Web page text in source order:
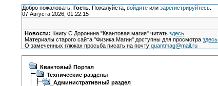
Добро пожаловать, Гость. Пожалуйста, войдитеили зарегистрируйтесь.
07 Августа 2026, 01:22:15
Новости: Книгу С.Доронина "Квантовая магия" читатьздесь
Материалы старого сайта "Физика Магии" доступны для просмотраздесь
О замеченных глюках просьба писать на почтуquantmag@mail.ru
Квантовый Портал
Технические разделы
Административный раздел